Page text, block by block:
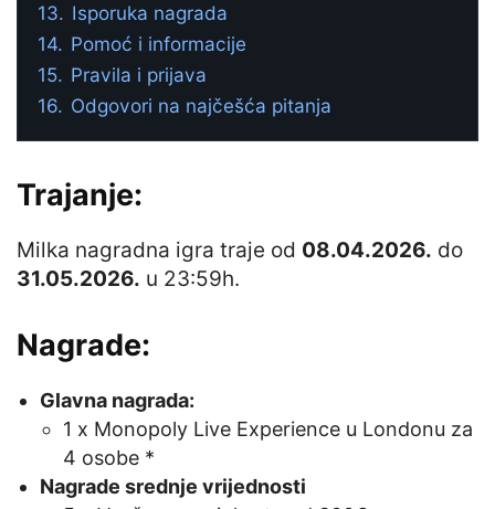
13. Isporuka nagrada
14. Pomoć i informacije
15. Pravila i prijava
16. Odgovori na najčešća pitanja
Trajanje:
Milka nagradna igra traje od 08.04.2026. do
31.05.2026. u 23:59h.
Nagrade:
Glavna nagrada:
1 x Monopoly Live Experience u Londonu za
4 osobe *
Nagrade srednje vrijednosti